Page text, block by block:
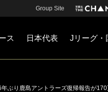
Group Site
ス 日本代表 Jリーグ・
ぶり鹿島アントラーズ復帰報告が